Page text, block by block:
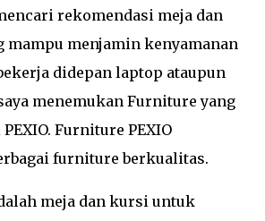
rekomendasi meja dan
mampu menjamin kenyamanan
didepan laptop ataupun
menemukan Furniture yang
Furniture PEXIO
furniture berkualitas.
meja dan kursi untuk